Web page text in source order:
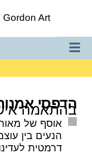
Gordon Art
הדפסי
בהתאמה
אוסף של
הנעים בין
דרמטית